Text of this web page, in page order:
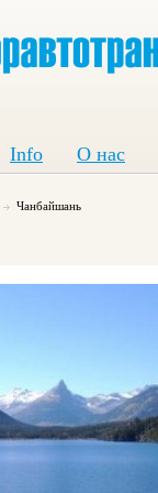
Info О нас
Чанбайшань